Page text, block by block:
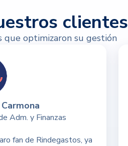
clientes
que optimizaron su gestión
Adm. y Finanzas
fan de Rindegastos, ya